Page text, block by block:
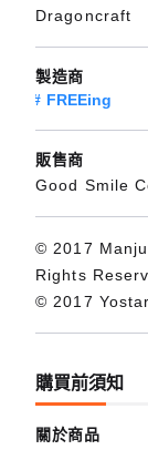
Dragoncraft
製造商
FREEing
販售商
Good Smile
© 2017
Rights
© 2017
購買前須知
關於商品